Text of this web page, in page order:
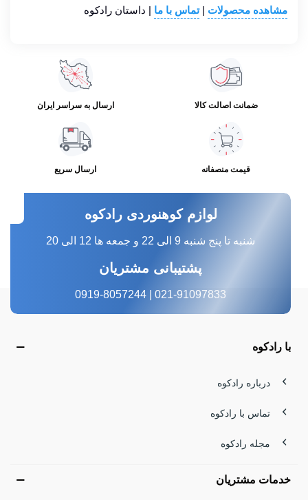
مشاهده محصولات |تماس با ما | داستان رادکوه
ضمانت اصالت کالا ارسال به سراسر ایران
قیمت منصفانه ارسال سریع
لوازم کوهنوردی رادکوه
شنبه تا پنج شنبه 9 الی 22 و جمعه ها 12 الی 20
پشتیبانی مشتریان
021-91097833 | 0919-8057244
با رادکوه
درباره رادکوه
تماس با رادکوه
مجله رادکوه
خدمات مشتریان